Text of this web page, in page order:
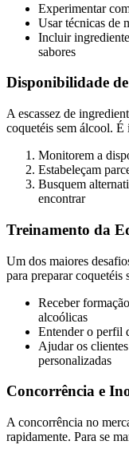
Experimentar
Usar técnicas de
Incluir
sabores
Disponibilidade
A escassez de
coquetéis sem álcool. É
Monitorem a
Estabeleçam
Busquem
encontrar
Treinamento da
Um dos maiores
para preparar coquetéis
Receber
alcoólicas
Entender o perfil
Ajudar os
personalizadas
Concorrência e
A concorrência no
rapidamente. Para se